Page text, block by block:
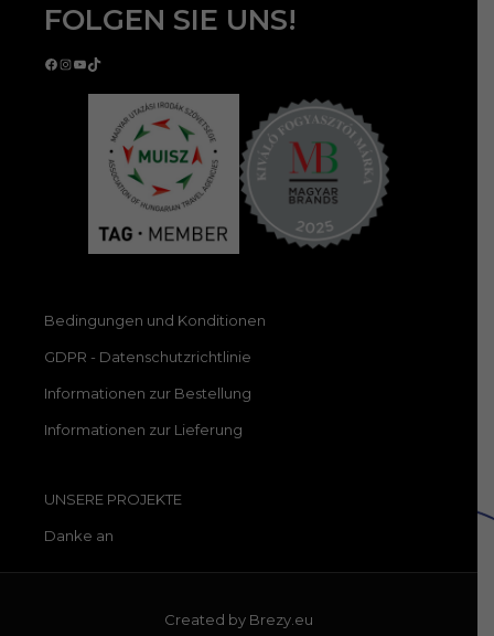
FOLGEN SIE UNS!
Facebook
Instagram
YouTube
TikTok
Bedingungen und Konditionen
GDPR - Datenschutzrichtlinie
Informationen zur Bestellung
Informationen zur Lieferung
UNSERE PROJEKTE
Danke an
Created by Brezy.eu